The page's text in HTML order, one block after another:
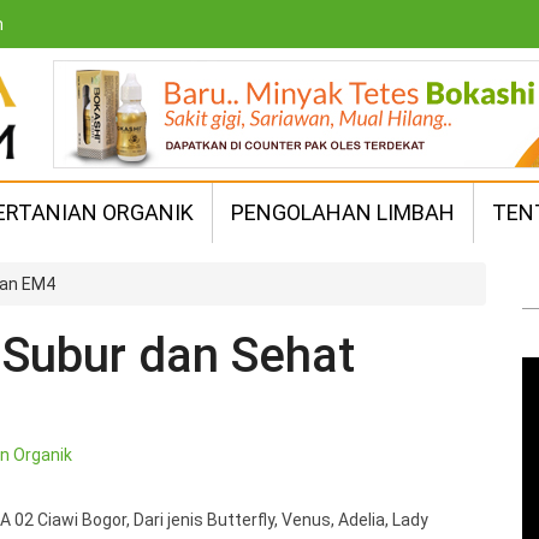
ORGANIK PENGOLAHAN LIMBAH
EM4
dan Sehat
Organik
Ciawi Bogor, Dari jenis Butterfly, Venus, Adelia, Lady